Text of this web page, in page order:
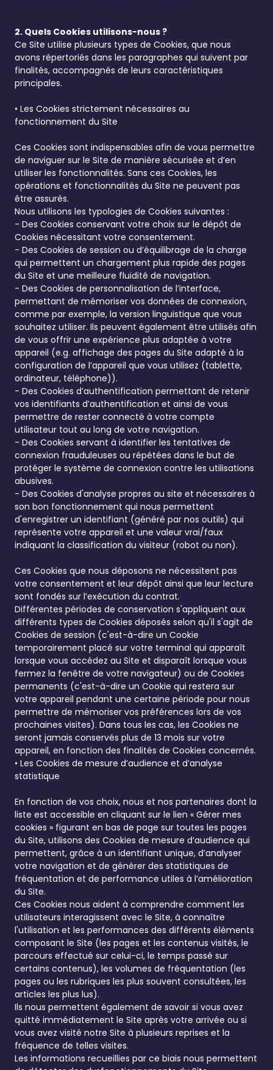
2. Quels Cookies utilisons-nous ?
Ce Site utilise plusieurs types de Cookies, que nous
avons répertoriés dans les paragraphes qui suivent par
finalités, accompagnés de leurs caractéristiques
principales.
• Les Cookies strictement nécessaires au
fonctionnement du Site
Ces Cookies sont indispensables afin de vous permettre
de naviguer sur le Site de manière sécurisée et d’en
utiliser les fonctionnalités. Sans ces Cookies, les
opérations et fonctionnalités du Site ne peuvent pas
être assurés.
Nous utilisons les typologies de Cookies suivantes :
- Des Cookies conservant votre choix sur le dépôt de
Cookies nécessitant votre consentement.
- Des Cookies de session ou d’équilibrage de la charge
qui permettent un chargement plus rapide des pages
du Site et une meilleure fluidité de navigation.
- Des Cookies de personnalisation de l’interface,
permettant de mémoriser vos données de connexion,
comme par exemple, la version linguistique que vous
souhaitez utiliser. Ils peuvent également être utilisés afin
de vous offrir une expérience plus adaptée à votre
appareil (e.g. affichage des pages du Site adapté à la
configuration de l’appareil que vous utilisez (tablette,
ordinateur, téléphone)).
- Des Cookies d’authentification permettant de retenir
vos identifiants d’authentification et ainsi de vous
permettre de rester connecté à votre compte
utilisateur tout au long de votre navigation.
- Des Cookies servant à identifier les tentatives de
connexion frauduleuses ou répétées dans le but de
protéger le système de connexion contre les utilisations
abusives.
- Des Cookies d'analyse propres au site et nécessaires à
son bon fonctionnement qui nous permettent
d'enregistrer un identifiant (généré par nos outils) qui
représente votre appareil et une valeur vrai/faux
indiquant la classification du visiteur (robot ou non).
Ces Cookies que nous déposons ne nécessitent pas
votre consentement et leur dépôt ainsi que leur lecture
sont fondés sur l’exécution du contrat.
Différentes périodes de conservation s'appliquent aux
différents types de Cookies déposés selon qu'il s'agit de
Cookies de session (c'est-à-dire un Cookie
temporairement placé sur votre terminal qui apparaît
lorsque vous accédez au Site et disparaît lorsque vous
fermez la fenêtre de votre navigateur) ou de Cookies
permanents (c'est-à-dire un Cookie qui restera sur
votre appareil pendant une certaine période pour nous
permettre de mémoriser vos préférences lors de vos
prochaines visites). Dans tous les cas, les Cookies ne
seront jamais conservés plus de 13 mois sur votre
appareil, en fonction des finalités de Cookies concernés.
• Les Cookies de mesure d’audience et d’analyse
statistique
En fonction de vos choix, nous et nos partenaires dont la
liste est accessible en cliquant sur le lien « Gérer mes
cookies » figurant en bas de page sur toutes les pages
du Site, utilisons des Cookies de mesure d’audience qui
permettent, grâce à un identifiant unique, d’analyser
votre navigation et de générer des statistiques de
fréquentation et de performance utiles à l’amélioration
du Site.
Ces Cookies nous aident à comprendre comment les
utilisateurs interagissent avec le Site, à connaître
l'utilisation et les performances des différents éléments
composant le Site (les pages et les contenus visités, le
parcours effectué sur celui-ci, le temps passé sur
certains contenus), les volumes de fréquentation (les
pages ou les rubriques les plus souvent consultées, les
articles les plus lus).
Ils nous permettent également de savoir si vous avez
quitté immédiatement le Site après votre arrivée ou si
vous avez visité notre Site à plusieurs reprises et la
fréquence de telles visites.
Les informations recueillies par ce biais nous permettent